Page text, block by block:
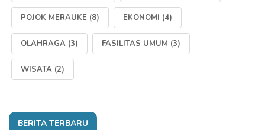
POJOK MERAUKE (8) EKONOMI (4)
OLAHRAGA (3) FASILITAS UMUM (3)
WISATA (2)
BERITA TERBARU